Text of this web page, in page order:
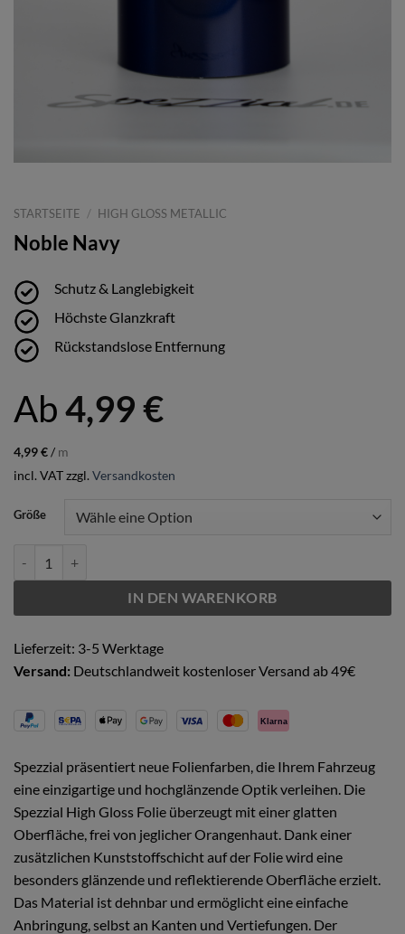
STARTSEITE / HIGH GLOSS METALLIC
Noble Navy
Schutz & Langlebigkeit
Höchste Glanzkraft
Rückstandslose Entfernung
Ab4,99€
4,99€/ m
incl. VATzzgl. Versandkosten
Größe
IN DEN WARENKORB
Lieferzeit: 3-5 Werktage
Versand: Deutschlandweit kostenloser Versand ab 49€
Klarna
Spezzial präsentiert neue Folienfarben, die Ihrem Fahrzeug
eine einzigartige und hochglänzende Optik verleihen. Die
Spezzial High Gloss Folie überzeugt mit einer glatten
Oberfläche, frei von jeglicher Orangenhaut. Dank einer
zusätzlichen Kunststoffschicht auf der Folie wird eine
besonders glänzende und reflektierende Oberfläche erzielt.
Das Material ist dehnbar und ermöglicht eine einfache
Anbringung, selbst an Kanten und Vertiefungen. Der